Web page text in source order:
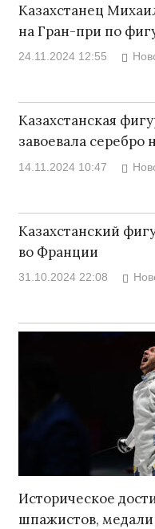
Казахстанец
на Гран-при по
24.11.2024 12:55
Казахстанская
завоевала серебро
14.11.2024 10:47
Казахстанский
во Франции
31.10.2024 22:08
Историческое
шпажистов,